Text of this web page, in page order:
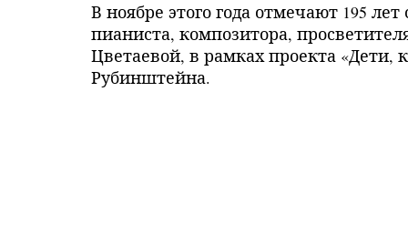
В ноябре этого года отмечают 195
пианиста, композитора,
Цветаевой, в рамках проекта «Дети,
Рубинштейна.